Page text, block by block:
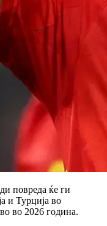
повреда ќе ги
и Турција во
во 2026 година.